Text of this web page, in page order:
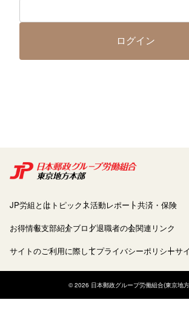
ログイン
JP労組とは トピックス活動レポート共済・保険
お得情報支部紹介ブログ退職者の会関連リンク
サイトのご利用に際してプライバシーポリシーサ
© 2026 日本郵政グループ労働組合(東京地